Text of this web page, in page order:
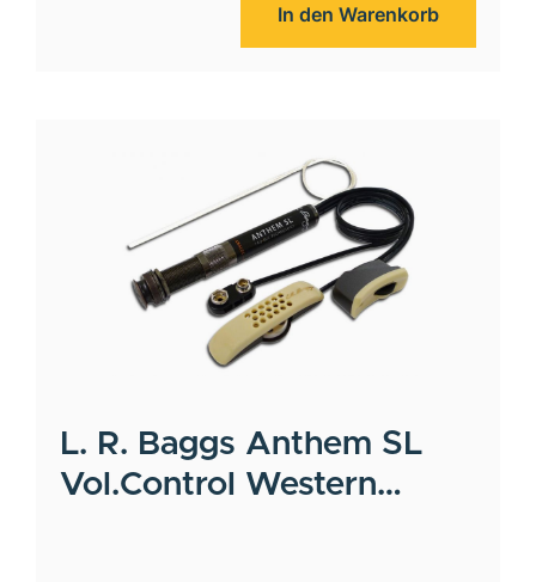
In den Warenkorb
L. R. Baggs Anthem SL
Vol.Control Western